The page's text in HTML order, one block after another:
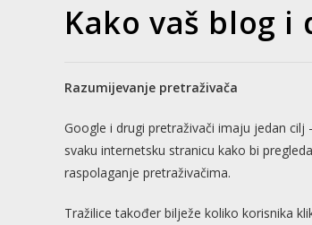
Kako vaš blog
Razumijevanje pretraživača
Google i drugi pretraživači imaju jedan
svaku internetsku stranicu kako bi
raspolaganje pretraživačima.
Tražilice također bilježe koliko korisnika